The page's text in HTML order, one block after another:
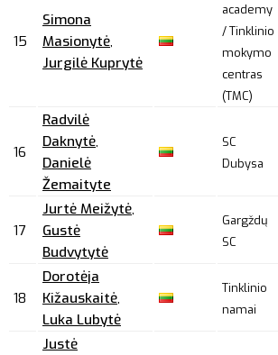
15
Simona
Masionytė,
Jurgilė Kuprytė
academy
/ Tinklinio
mokymo
centras
(TMC)
16
Radvilė
Daknytė,
Danielė
Žemaityte
SC
Dubysa
17
Jurtė Meižytė,
Gustė
Budvytytė
Gargždų
SC
18
Dorotėja
Kižauskaitė,
Luka Lubytė
Tinklinio
namai
Justė